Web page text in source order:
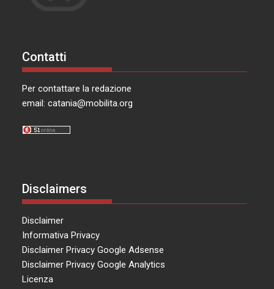
Contatti
Per contattare la redazione
email:catania@mobilita.org
Disclaimers
Disclaimer
Informativa Privacy
Disclaimer Privacy Google Adsense
Disclaimer Privacy Google Analytics
Licenza